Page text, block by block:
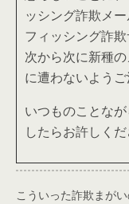
ッシング詐欺メ
フィッシング詐
次から次に新種
に遭わないようご
いつものことな
したらお許しく
こういった詐欺まが